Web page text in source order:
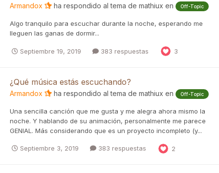
Armandox ha respondido al tema de mathiux en Off-Topic
Algo tranquilo para escuchar durante la noche, esperando me
lleguen las ganas de dormir...
Septiembre 19, 2019 383 respuestas 3
¿Qué música estás escuchando?
Armandox ha respondido al tema de mathiux en Off-Topic
Una sencilla canción que me gusta y me alegra ahora mismo la
noche. Y hablando de su animación, personalmente me parece
GENIAL. Más considerando que es un proyecto incompleto (y...
Septiembre 3, 2019 383 respuestas 2